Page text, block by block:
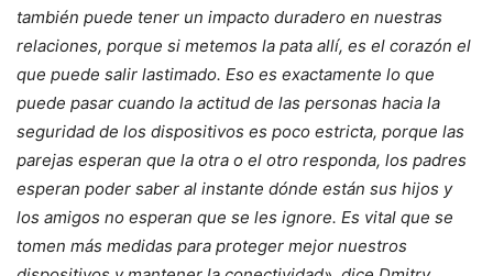
también puede tener un impacto duradero en nuestras
relaciones, porque si metemos la pata allí, es el corazón el
que puede salir lastimado. Eso es exactamente lo que
puede pasar cuando la actitud de las personas hacia la
seguridad de los dispositivos es poco estricta, porque las
parejas esperan que la otra o el otro responda, los padres
esperan poder saber al instante dónde están sus hijos y
los amigos no esperan que se les ignore. Es vital que se
tomen más medidas para proteger mejor nuestros